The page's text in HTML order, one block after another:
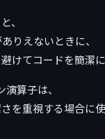
、
りえないときに、
けてコードを簡潔に
算子は、
を重視する場合に使